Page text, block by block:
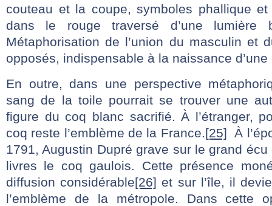
couteau et la coupe, symboles phallique
dans le rouge traversé d’une lumière
Métaphorisation de l’union du masculin et
opposés, indispensable à la naissance
En outre, dans une perspective
sang de la toile pourrait se trouver une
figure du coq blanc sacrifié. À l’étranger,
coq reste l’emblème de la France.[25] À
1791, Augustin Dupré grave sur le grand
livres le coq gaulois. Cette présence
diffusion considérable[26] et sur l’île, il
l’emblème de la métropole. Dans cette